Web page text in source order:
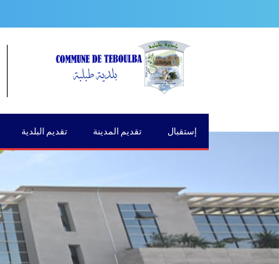
إستقبال تقديم المدينة تقديم البلدية